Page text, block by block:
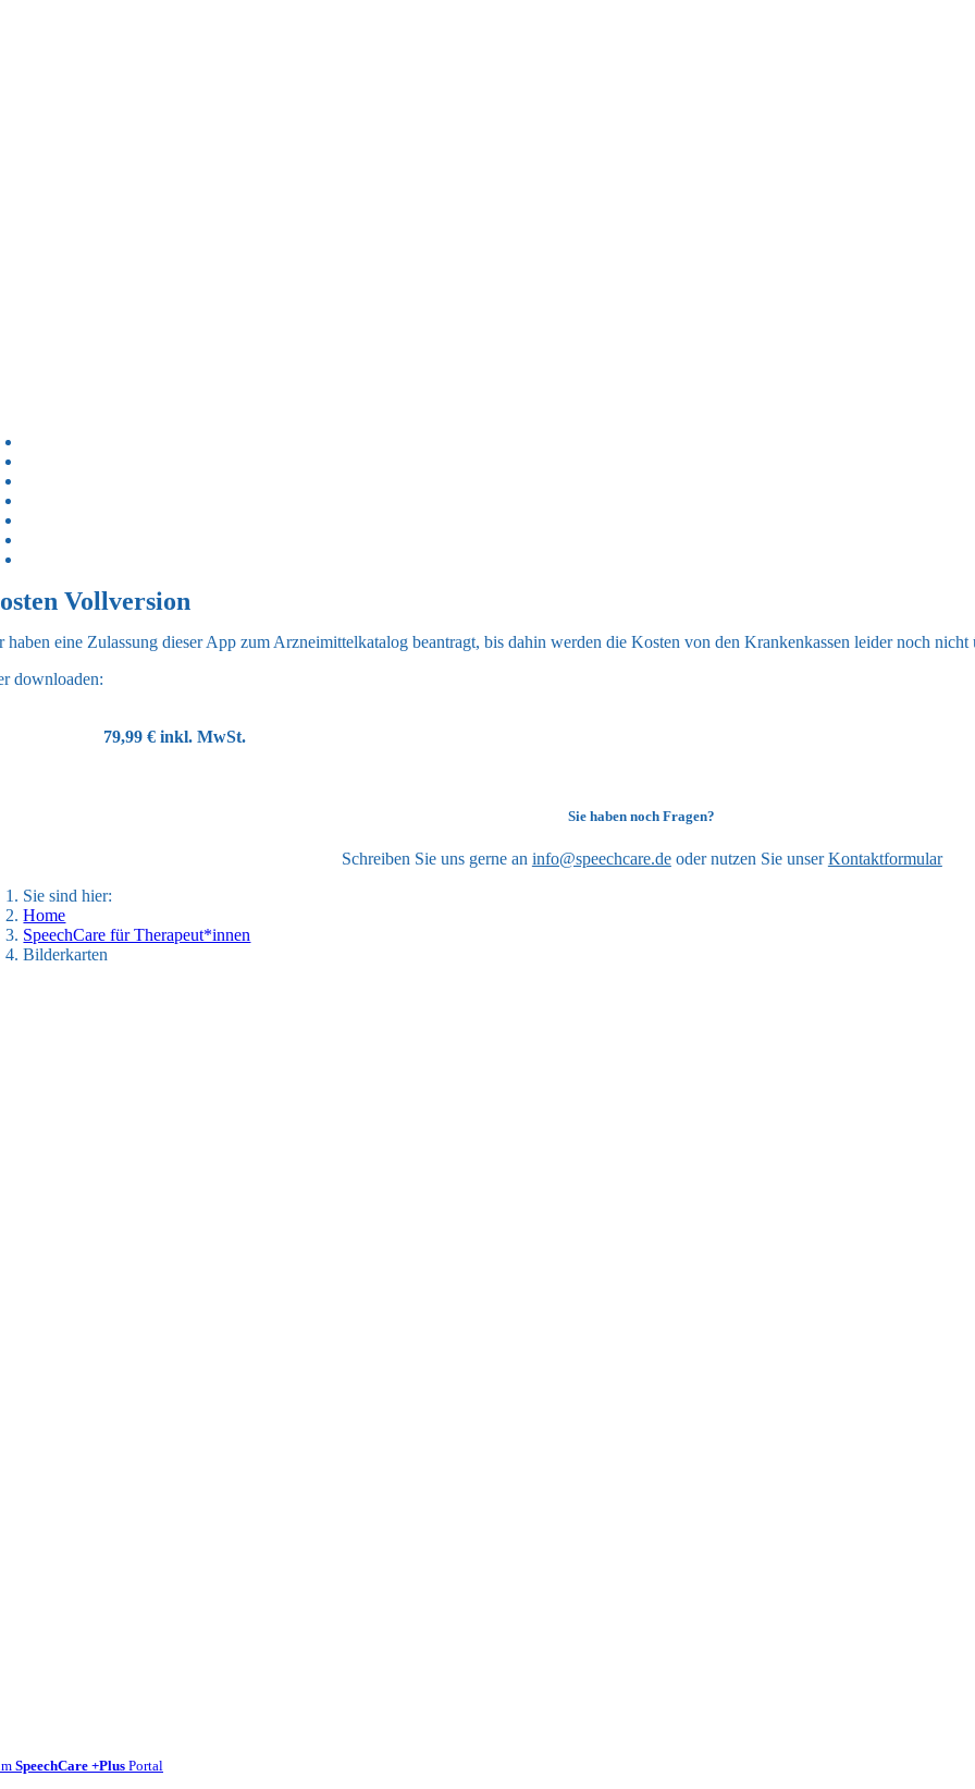
Vollversion
haben eine Zulassung dieser App zum Arzneimittelkatalog beantragt, bis dahin werden die Kosten von den Krankenkassen leider noch nicht
downloaden:
79,99 € inkl. MwSt.
Sie haben noch Fragen?
Schreiben Sie uns gerne an info@speechcare.de oder nutzen Sie unser Kontaktformular
Sie sind hier:
Home
SpeechCare für Therapeut*innen
Bilderkarten
SpeechCare +Plus Portal